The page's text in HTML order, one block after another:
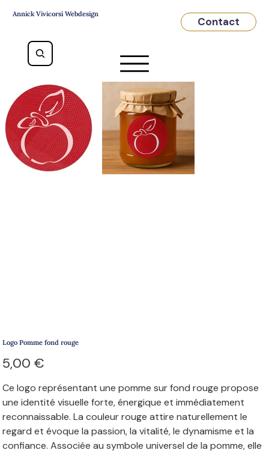
Annick Vivicorsi Webdesign
Contact
Logo Pomme fond rouge
5,00 €
Ce logo représentant une pomme sur fond rouge propose
une identité visuelle forte, énergique et immédiatement
reconnaissable. La couleur rouge attire naturellement le
regard et évoque la passion, la vitalité, le dynamisme et la
confiance. Associée au symbole universel de la pomme, elle